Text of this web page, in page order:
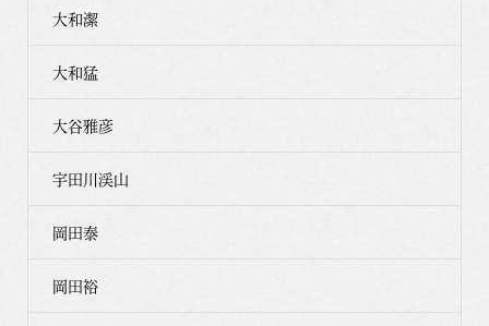
大和潔
大和猛
大谷雅彦
宇田川渓山
岡田泰
岡田裕